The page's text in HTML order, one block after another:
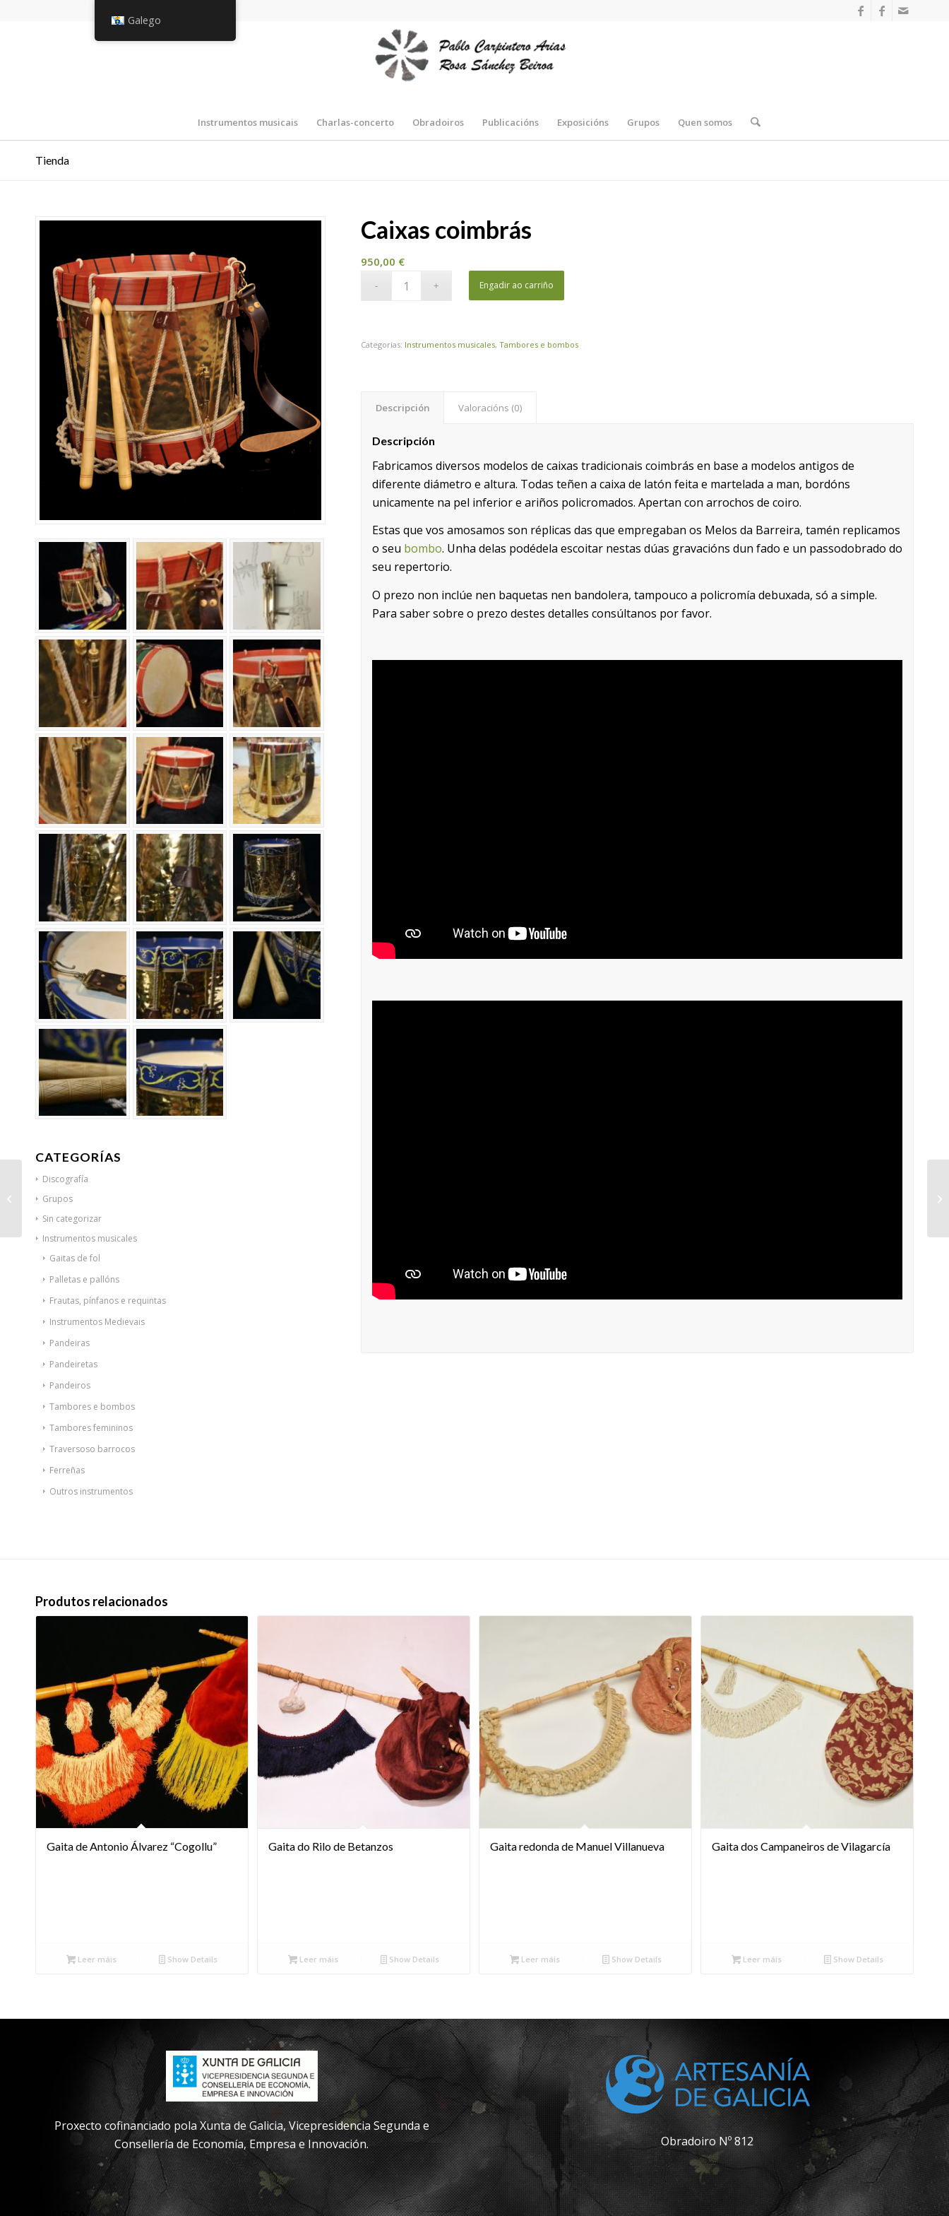
Instrumentos musicais Charlas-concerto Obradoiros Publicacións Exposicións Grupos Quen somos
Tienda
CATEGORÍAS
Discografía
Grupos
Sin categorizar
Instrumentos musicales
Gaitas de fol
Palletas e pallóns
Frautas, pínfanos e requintas
Instrumentos Medievais
Pandeiras
Pandeiretas
Pandeiros
Tambores e bombos
Tambores femininos
Traversoso barrocos
Ferreñas
Outros instrumentos
Caixas coimbrás
950,00 €
Engadir ao carriño
Categorías: Instrumentos musicales, Tambores e bombos
Descripción Valoracións (0)
Descripción
Fabricamos diversos modelos de caixas tradicionais coimbrás en base a modelos antigos de
diferente diámetro e altura. Todas teñen a caixa de latón feita e martelada a man, bordóns
unicamente na pel inferior e ariños policromados. Apertan con arrochos de coiro.
Estas que vos amosamos son réplicas das que empregaban os Melos da Barreira, tamén replicamos
o seu bombo. Unha delas podédela escoitar nestas dúas gravacións dun fado e un passodobrado do
seu repertorio.
O prezo non inclúe nen baquetas nen bandolera, tampouco a policromía debuxada, só a simple.
Para saber sobre o prezo destes detalles consúltanos por favor.
Produtos relacionados
Gaita de Antonio Álvarez “Cogollu”
Leer máis Show Details
Gaita do Rilo de Betanzos
Leer máis Show Details
Gaita redonda de Manuel Villanueva
Leer máis Show Details
Gaita dos Campaneiros de Vilagarcía
Leer máis Show Details
Proxecto cofinanciado pola Xunta de Galicia, Vicepresidencia Segunda e
Consellería de Economía, Empresa e Innovación.
Obradoiro Nº 812
Tambores asturianos
Galego